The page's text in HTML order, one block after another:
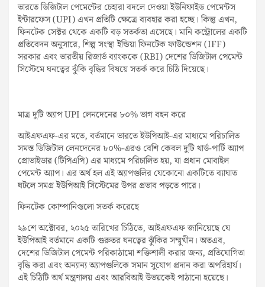
ভারতে ডিজিটাল পেমেন্টের চেহারা বদলে দেওয়া ইউনিফাইড পেমেন্টস
ইন্টারফেস (UPI) এখন প্রতিটি ক্ষেত্রে ব্যবহার করা হচ্ছে। কিন্তু এখন,
ফিনটেক সেক্টর থেকে একটি বড় সতর্কতা এসেছে। মানি কন্ট্রোলের একটি
প্রতিবেদন অনুসারে, শিল্প সংস্থা ইন্ডিয়া ফিনটেক ফাউন্ডেশন (IFF)
সরকার এবং ভারতীয় রিজার্ভ ব্যাংককে (RBI) দেশের ডিজিটাল পেমেন্ট
সিস্টেমে ঘনত্বের ঝুঁকি বৃদ্ধির বিষয়ে সতর্ক করে চিঠি দিয়েছে।
মাত্র দুটি অ্যাপ UPI লেনদেনের ৮০% ভাগ বহন করে
আইএফএফ-এর মতে, বর্তমানে ভারতে ইউপিআই-এর মাধ্যমে পরিচালিত
সমস্ত ডিজিটাল লেনদেনের ৮০%-এরও বেশি কেবল দুটি থার্ড-পার্টি অ্যাপ
প্রোভাইডার (টিপিএপি) এর মাধ্যমে পরিচালিত হয়, যা প্রধান মোবাইল
পেমেন্ট অ্যাপ। এর অর্থ হল এই অ্যাপগুলির যেকোনো একটিতে ব্যাঘাত
ঘটলে সমগ্র ইউপিআই সিস্টেমের উপর প্রভাব পড়তে পারে।
ফিনটেক কোম্পানিগুলো সতর্ক করেছে
২৯শে অক্টোবর, ২০২৫ তারিখের চিঠিতে, আইএফএফ জানিয়েছে যে
ইউপিআই বর্তমানে একটি গুরুতর ঘনত্বের ঝুঁকির সম্মুখীন। অতএব,
দেশের ডিজিটাল পেমেন্ট পরিকাঠামো শক্তিশালী করার জন্য, প্রতিযোগিতা
বৃদ্ধি করা এবং অন্যান্য অ্যাপগুলিকে সমান সুযোগ প্রদান করা অপরিহার্য।
এই চিঠিটি অর্থ মন্ত্রণালয় এবং আরবিআই উভয়কেই পাঠানো হয়েছে।